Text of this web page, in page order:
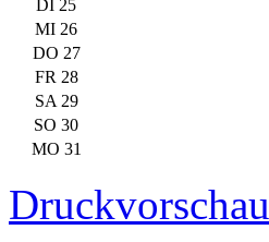
DI 25
MI 26
DO 27
FR 28
SA 29
SO 30
MO 31
Druckvorschau